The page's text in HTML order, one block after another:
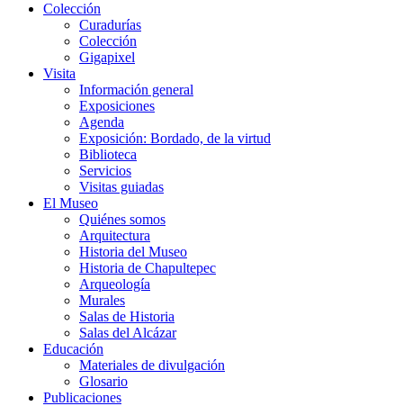
Colección
Curadurías
Colección
Gigapixel
Visita
Información general
Exposiciones
Agenda
Exposición: Bordado, de la virtud
Biblioteca
Servicios
Visitas guiadas
El Museo
Quiénes somos
Arquitectura
Historia del Museo
Historia de Chapultepec
Arqueología
Murales
Salas de Historia
Salas del Alcázar
Educación
Materiales de divulgación
Glosario
Publicaciones